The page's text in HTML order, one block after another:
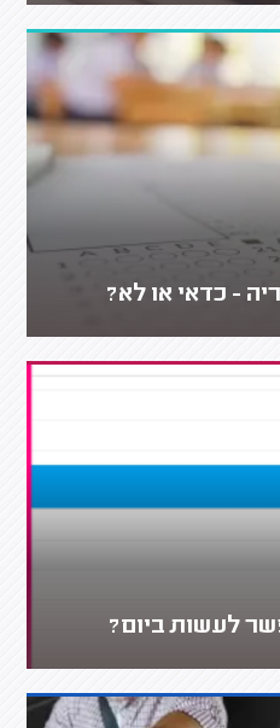
- כדאי או לא?
לעשות ביום?